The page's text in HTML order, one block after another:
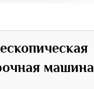
машина